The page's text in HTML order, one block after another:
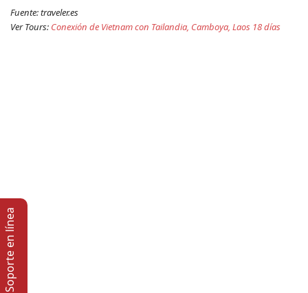
Fuente: traveler.es
Ver Tours: Conexión de Vietnam con Tailandia, Camboya, Laos 18 días
Soporte en lí­nea